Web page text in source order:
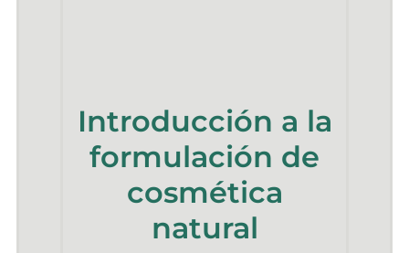
Introducción a la
formulación de
cosmética
natural